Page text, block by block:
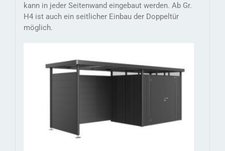
kann in jeder Seitenwand eingebaut werden. Ab Gr.
H4 ist auch ein seitlicher Einbau der Doppeltür
möglich.